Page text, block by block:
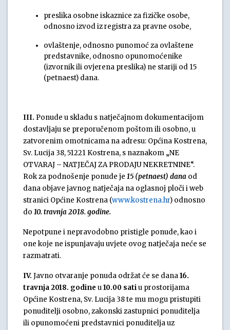
preslika osobne iskaznice za fizičke osobe,
odnosno izvod iz registra za pravne osobe,
ovlaštenje, odnosno punomoć za ovlaštene
predstavnike, odnosno opunomoćenike
(izvornik ili ovjerena preslika) ne stariji od 15
(petnaest) dana.
III. Ponude u skladu s natječajnom dokumentacijom
dostavljaju se preporučenom poštom ili osobno, u
zatvorenim omotnicama na adresu: Općina Kostrena,
Sv. Lucija 38, 51221 Kostrena, s naznakom „NE
OTVARAJ – NATJEČAJ ZA PRODAJU NEKRETNINE“.
Rok za podnošenje ponude je 15 (petnaest) dana od
dana objave javnog natječaja na oglasnoj ploči i web
stranici Općine Kostrena (www.kostrena.hr) odnosno
do 10. travnja 2018. godine.
Nepotpune i nepravodobno pristigle ponude, kao i
one koje ne ispunjavaju uvjete ovog natječaja neće se
razmatrati.
IV. Javno otvaranje ponuda održat će se dana16.
travnja 2018. godine u10.00 satiu prostorijama
Općine Kostrena, Sv. Lucija 38 te mu mogu pristupiti
ponuditelji osobno, zakonski zastupnici ponuditelja
ili opunomoćeni predstavnici ponuditelja uz